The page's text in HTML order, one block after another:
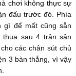
chơi không thực sự
đấu trước đó. Phía
gì để mất cũng sẵn
sau 4 trận sân
các chân sút chủ
3 bàn thắng, vì vậy